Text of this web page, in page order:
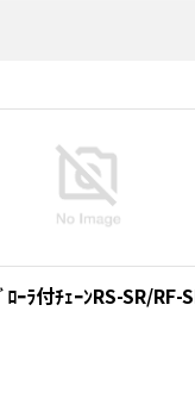
ﾛｰﾗ付ﾁｪｰﾝRS-SR/RF-